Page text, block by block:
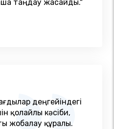
таңдау жасайды."
деңгейіндегі
қолайлы кәсіби,
жобалау құралы.